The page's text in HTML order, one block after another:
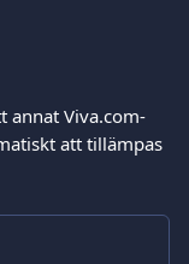
annat Viva.com-
att tillämpas